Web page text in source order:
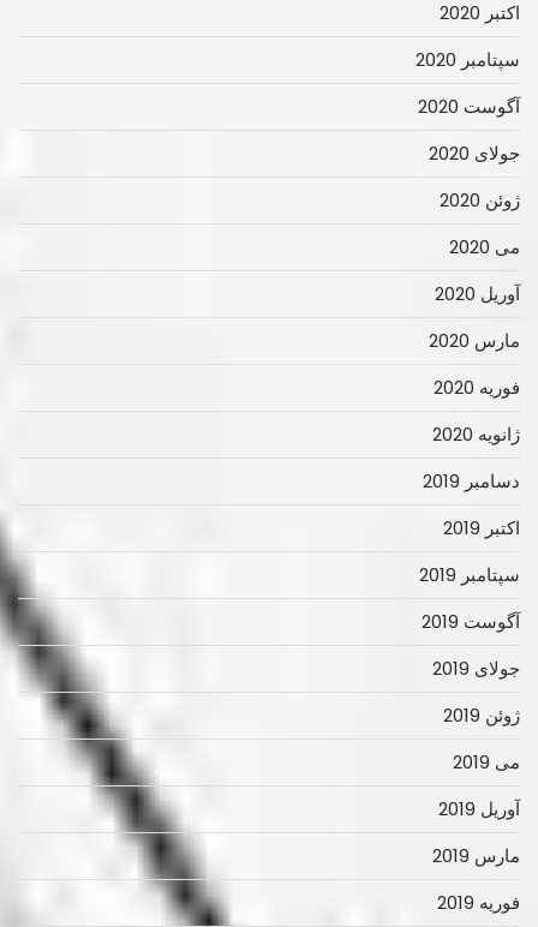
اکتبر 2020
سپتامبر 2020
آگوست 2020
جولای 2020
ژوئن 2020
می 2020
آوریل 2020
مارس 2020
فوریه 2020
ژانویه 2020
دسامبر 2019
اکتبر 2019
سپتامبر 2019
آگوست 2019
جولای 2019
ژوئن 2019
می 2019
آوریل 2019
مارس 2019
فوریه 2019